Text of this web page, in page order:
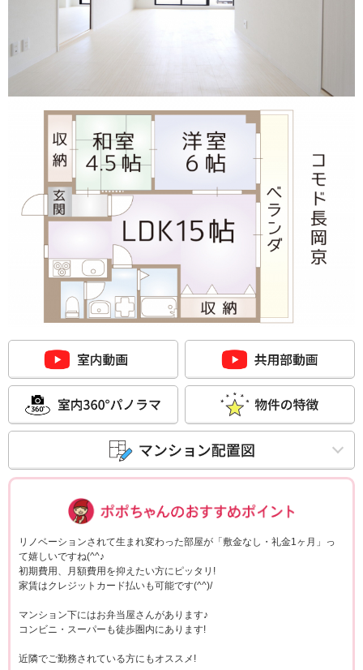
リノベーションされて生まれ変わった部屋が「敷金なし・礼金1ヶ月」っ
て嬉しいですね(^^♪
初期費用、月額費用を抑えたい方にピッタリ!
家賃はクレジットカード払いも可能です(^^)/
マンション下にはお弁当屋さんがあります♪
コンビニ・スーパーも徒歩圏内にあります!
近隣でご勤務されている方にもオススメ!